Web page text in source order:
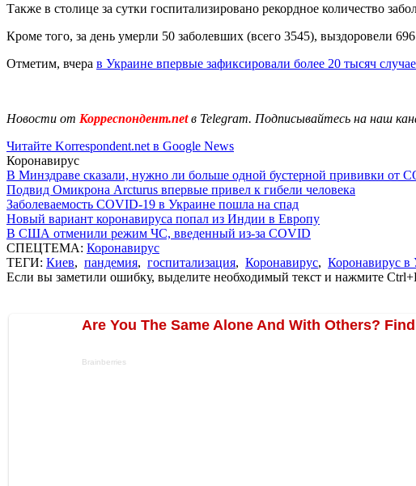
Также в столице за сутки госпитализировано рекордное количество
Кроме того, за день умерли 50 заболевших (всего 3545), выздоровели
Отметим, вчера в Украине впервые зафиксировали более 20 тысяч
Новости от Корреспондент.netв Telegram. Подписывайтесь на наш
Читайте Korrespondent.net в Google News
Коронавирус
В Минздраве сказали, нужно ли больше одной бустерной прививки от
Подвид Омикрона Arcturus впервые привел к гибели человека
Заболеваемость COVID-19 в Украине пошла на спад
Новый вариант коронавируса попал из Индии в Европу
В США отменили режим ЧС, введенный из-за COVID
СПЕЦТЕМА: Коронавирус
ТЕГИ: Киев, пандемия, госпитализация, Коронавирус, Коронавирус в
Если вы заметили ошибку, выделите необходимый текст и нажмите